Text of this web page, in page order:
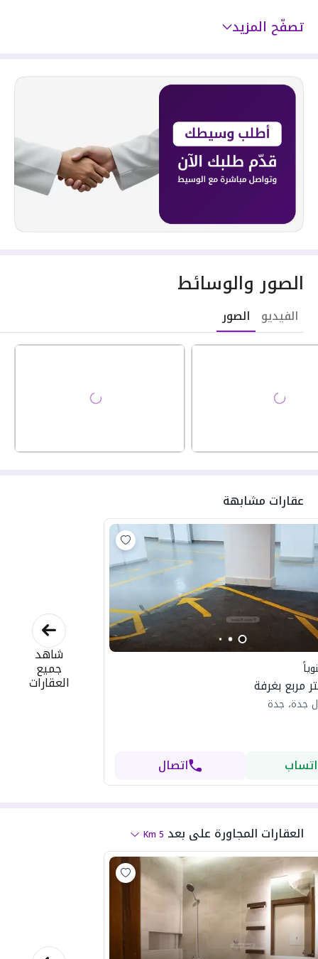
تصفّح المزيد
الصور والوسائط
الفيديو الصور
عقارات مشابهة
جدة، جدة
اتصال
شاهد
جميع
العقارات
العقارات المجاورة على بعد 5
Km